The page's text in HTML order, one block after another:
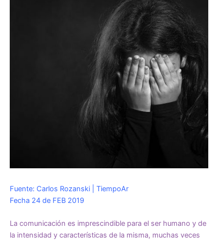
Fuente: Carlos Rozanski | TiempoAr
Fecha 24 de FEB 2019
La comunicación es imprescindible para el ser humano y de
la intensidad y características de la misma, muchas veces